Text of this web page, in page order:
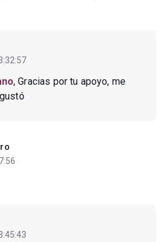
, Gracias por tu apoyo, me